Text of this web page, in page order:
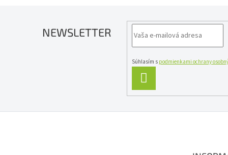
NEWSLETTER
Súhlasím s podmienkami ochrany
SA